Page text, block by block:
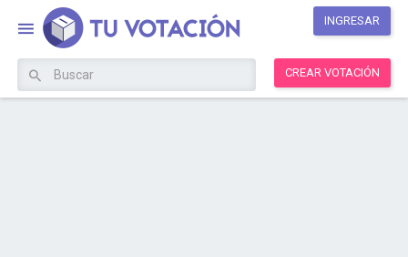
INGRESAR
CREAR VOTACIÓN